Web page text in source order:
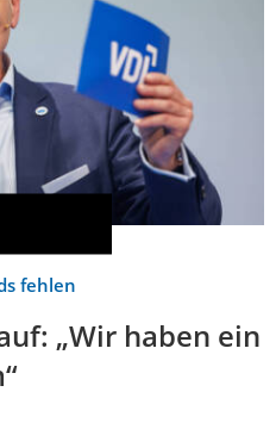
fehlen
„Wir haben ein